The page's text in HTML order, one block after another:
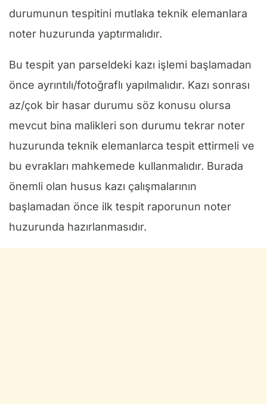
durumunun tespitini mutlaka teknik elemanlara
noter huzurunda yaptırmalıdır.
Bu tespit yan parseldeki kazı işlemi başlamadan
önce ayrıntılı/fotoğraflı yapılmalıdır. Kazı sonrası
az/çok bir hasar durumu söz konusu olursa
mevcut bina malikleri son durumu tekrar noter
huzurunda teknik elemanlarca tespit ettirmeli ve
bu evrakları mahkemede kullanmalıdır. Burada
önemli olan husus kazı çalışmalarının
başlamadan önce ilk tespit raporunun noter
huzurunda hazırlanmasıdır.